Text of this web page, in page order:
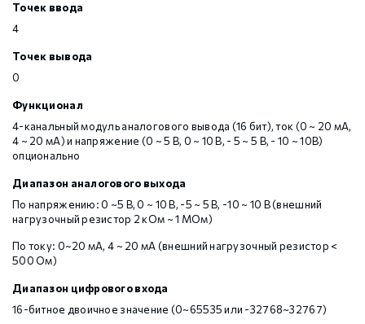
Точек ввода
4
Точек вывода
0
Функционал
4-канальный модуль аналогового вывода (16 бит), ток (0 ~ 20 мА,
4 ~ 20 мА) и напряжение (0 ~ 5 В, 0 ~ 10 В, - 5 ~ 5 В, - 10 ~ 10В)
опционально
Диапазон аналогового выхода
По напряжению: 0 ~5 В, 0 ~ 10 В, -5 ~ 5 В, -10 ~ 10 В (внешний
нагрузочный резистор 2 кОм ~ 1 МОм)
По току: 0~20 мА, 4 ~ 20 мА (внешний нагрузочный резистор <
500 Ом)
Диапазон цифрового входа
16-битное двоичное значение (0~65535 или -32768~32767)